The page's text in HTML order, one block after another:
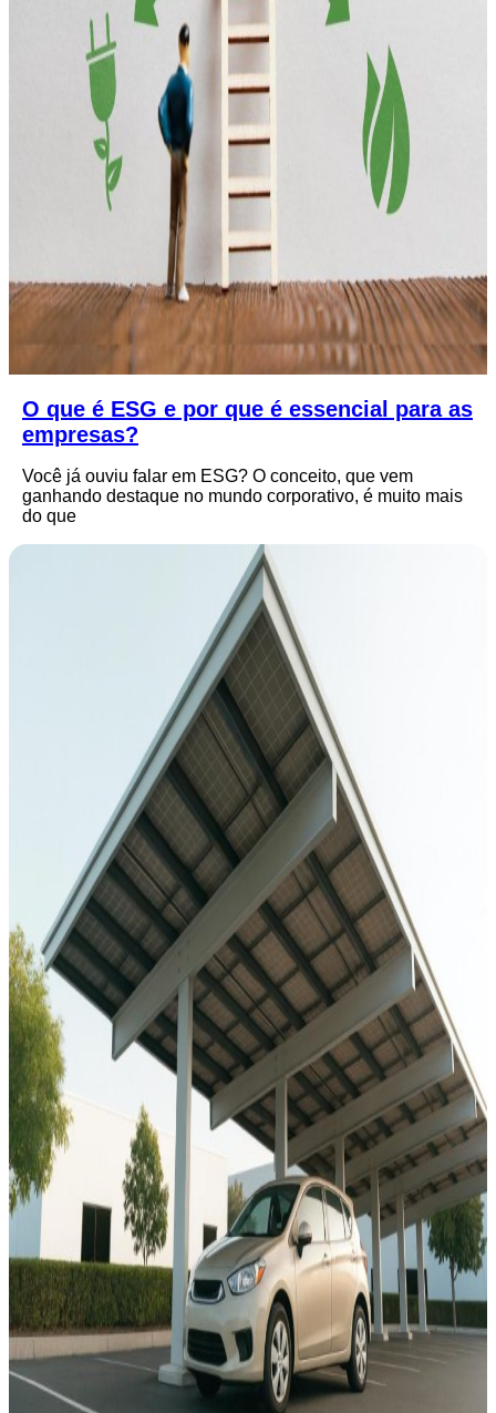
O que é ESG e por que é essencial para as
empresas?
Você já ouviu falar em ESG? O conceito, que vem
ganhando destaque no mundo corporativo, é muito mais
do que